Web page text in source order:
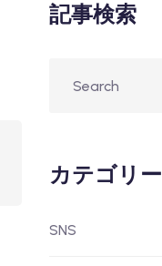
記事検索
カテゴリー
SNS